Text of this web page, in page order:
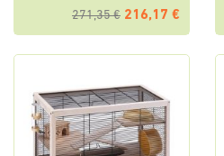
271,35 € 216,17 €